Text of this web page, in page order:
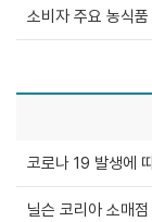
정
기
소비자 주요 농식
이
슈/
특
코로나 19 발생에
닐슨 코리아 소매